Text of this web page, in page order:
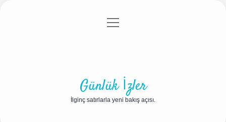
Gizlilik Politikası
menüyü
Günlük İzler
İlginç satırlarla yeni bakış açısı.